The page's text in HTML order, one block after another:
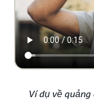
Ví dụ về